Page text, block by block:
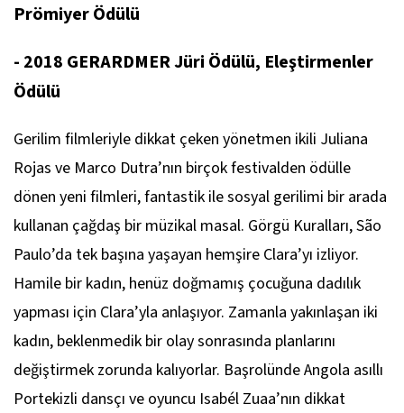
Prömiyer Ödülü
- 2018 GERARDMER Jüri Ödülü, Eleştirmenler
Ödülü
Gerilim filmleriyle dikkat çeken yönetmen ikili Juliana
Rojas ve Marco Dutra’nın birçok festivalden ödülle
dönen yeni filmleri, fantastik ile sosyal gerilimi bir arada
kullanan çağdaş bir müzikal masal. Görgü Kuralları, São
Paulo’da tek başına yaşayan hemşire Clara’yı izliyor.
Hamile bir kadın, henüz doğmamış çocuğuna dadılık
yapması için Clara’yla anlaşıyor. Zamanla yakınlaşan iki
kadın, beklenmedik bir olay sonrasında planlarını
değiştirmek zorunda kalıyorlar. Başrolünde Angola asıllı
Portekizli dansçı ve oyuncu Isabél Zuaa’nın dikkat